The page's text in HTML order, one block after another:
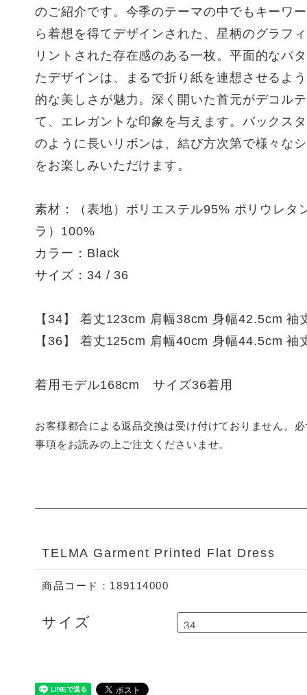
のご紹介です。今季のテーマの中でもキーワ
ら着想を得てデザインされた、星柄のグラフ
リントされた存在感のある一枚。平面的なパ
たデザインは、まるで折り紙を連想させるよ
的な美しさが魅力。深く開いた首元がデコル
て、エレガントな印象を与えます。バックス
のように長いリボンは、結び方次第で様々な
をお楽しみいただけます。
素材：（表地）ポリエステル95% ポリウレタ
ラ）100%
カラー：Black
サイズ：34 / 36
【34】 着丈123cm 肩幅38cm 身幅42.5cm 袖
【36】 着丈125cm 肩幅40cm 身幅44.5cm 袖
着用モデル168cm サイズ36着用
お客様都合による返品交換は受け付けておりません。
事項をお読みの上ご注文くださいませ。
TELMA Garment Printed Flat Dress
商品コード：189114000
サイズ